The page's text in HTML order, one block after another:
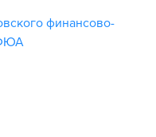
финансово-